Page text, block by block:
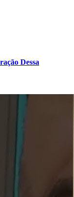
Dessa